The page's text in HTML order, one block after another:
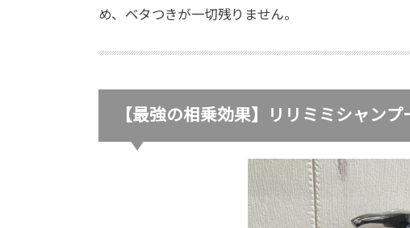
め、ベタつきが一切残りません。
【最強の相乗効果】リリミミシャン